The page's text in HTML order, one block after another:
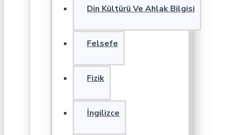
Din Kültürü Ve Ahlak Bilgisi
Felsefe
Fizik
İngilizce